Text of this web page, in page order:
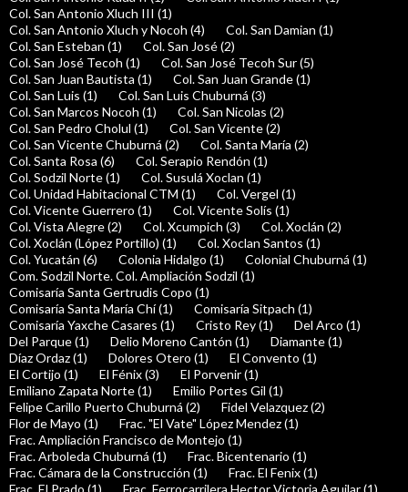
Col. San Antonio Xluch III (1)
Col. San Antonio Xluch y Nocoh (4)
Col. San Damian (1)
Col. San Esteban (1)
Col. San José (2)
Col. San José Tecoh (1)
Col. San José Tecoh Sur (5)
Col. San Juan Bautista (1)
Col. San Juan Grande (1)
Col. San Luis (1)
Col. San Luis Chuburná (3)
Col. San Marcos Nocoh (1)
Col. San Nicolas (2)
Col. San Pedro Cholul (1)
Col. San Vicente (2)
Col. San Vicente Chuburná (2)
Col. Santa María (2)
Col. Santa Rosa (6)
Col. Serapio Rendón (1)
Col. Sodzil Norte (1)
Col. Susulá Xoclan (1)
Col. Unidad Habitacional CTM (1)
Col. Vergel (1)
Col. Vicente Guerrero (1)
Col. Vicente Solís (1)
Col. Vista Alegre (2)
Col. Xcumpich (3)
Col. Xoclán (2)
Col. Xoclán (López Portillo) (1)
Col. Xoclan Santos (1)
Col. Yucatán (6)
Colonia Hidalgo (1)
Colonial Chuburná (1)
Com. Sodzil Norte. Col. Ampliación Sodzil (1)
Comisaría Santa Gertrudis Copo (1)
Comisaría Santa María Chí (1)
Comisaría Sitpach (1)
Comisaría Yaxche Casares (1)
Cristo Rey (1)
Del Arco (1)
Del Parque (1)
Delio Moreno Cantón (1)
Diamante (1)
Díaz Ordaz (1)
Dolores Otero (1)
El Convento (1)
El Cortijo (1)
El Fénix (3)
El Porvenir (1)
Emiliano Zapata Norte (1)
Emilio Portes Gil (1)
Felipe Carillo Puerto Chuburná (2)
Fidel Velazquez (2)
Flor de Mayo (1)
Frac. "El Vate" López Mendez (1)
Frac. Ampliación Francisco de Montejo (1)
Frac. Arboleda Chuburná (1)
Frac. Bicentenario (1)
Frac. Cámara de la Construcción (1)
Frac. El Fenix (1)